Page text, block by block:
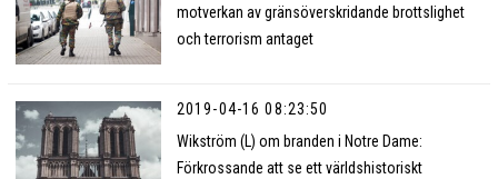
motverkan av gränsöverskridande brottslighet
och terrorism antaget
2019-04-16 08:23:50
Wikström (L) om branden i Notre Dame:
Förkrossande att se ett världshistoriskt